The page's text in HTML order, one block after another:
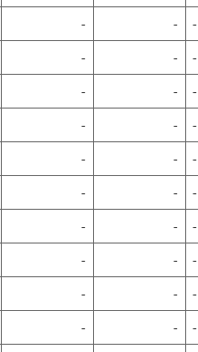
- - -
- - -
- - -
- - -
- - -
- - -
- - -
- - -
- - -
- - -